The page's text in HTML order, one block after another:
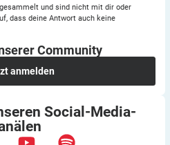
und sind nicht mit dir oder
dass deine Antwort auch keine
Community
anmelden
Social-Media-